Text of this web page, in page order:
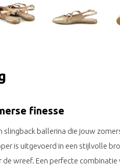
finesse
slingback ballerina die jouw
is uitgevoerd in een stijlvolle
wreef. Een perfecte combinatie